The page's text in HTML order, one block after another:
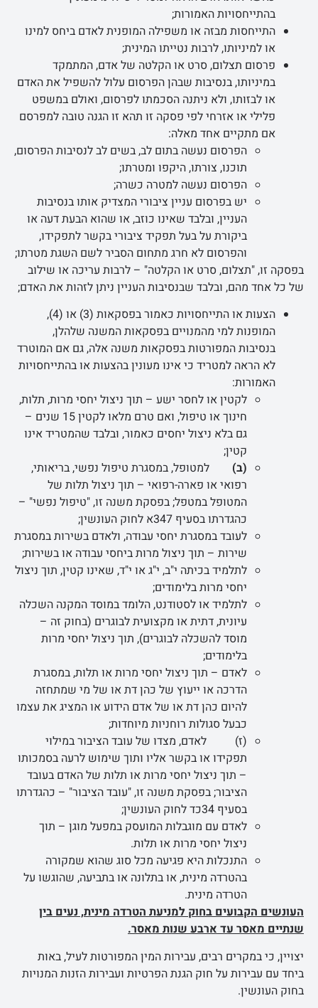
בהתייחסויות האמורות;
התייחסות מבזה או משפילה המופנית לאדם ביחס למינו
או למיניותו, לרבות נטייתו המינית;
פרסום תצלום, סרט או הקלטה של אדם, המתמקד
במיניותו, בנסיבות שבהן הפרסום עלול להשפיל את האדם
או לבזותו, ולא ניתנה הסכמתו לפרסום, ואולם במשפט
פלילי או אזרחי לפי פסקה זו תהא זו הגנה טובה למפרסם
אם מתקיים אחד מאלה:
הפרסום נעשה בתום לב, בשים לב לנסיבות הפרסום,
תוכנו, צורתו, היקפו ומטרתו;
הפרסום נעשה למטרה כשרה;
יש בפרסום עניין ציבורי המצדיק אותו בנסיבות
העניין, ובלבד שאינו כוזב, או שהוא הבעת דעה או
ביקורת על בעל תפקיד ציבורי בקשר לתפקידו,
והפרסום לא חרג מתחום הסביר לשם השגת מטרתו;
בפסקה זו, "תצלום, סרט או הקלטה" – לרבות עריכה או שילוב
של כל אחד מהם, ובלבד שבנסיבות העניין ניתן לזהות את האדם;
הצעות או התייחסויות כאמור בפסקאות (3) או (4),
המופנות למי מהמנויים בפסקאות המשנה שלהלן,
בנסיבות המפורטות בפסקאות משנה אלה, גם אם המוטרד
לא הראה למטריד כי אינו מעונין בהצעות או בהתייחסויות
האמורות:
לקטין או לחסר ישע – תוך ניצול יחסי מרות, תלות,
חינוך או טיפול, ואם טרם מלאו לקטין 15 שנים –
גם בלא ניצול יחסים כאמור, ובלבד שהמטריד אינו
קטין;
(ב)
למטופל, במסגרת טיפול נפשי, בריאותי,
רפואי או פארה-רפואי – תוך ניצול תלות של
המטופל במטפל; בפסקת משנה זו, "טיפול נפשי" –
כהגדרתו בסעיף 347א לחוק העונשין;
לעובד במסגרת יחסי עבודה, ולאדם בשירות במסגרת
שירות – תוך ניצול מרות ביחסי עבודה או בשירות;
לתלמיד בכיתה י"ב, י"ג או י"ד, שאינו קטין, תוך ניצול
יחסי מרות בלימודים;
לתלמיד או לסטודנט, הלומד במוסד המקנה השכלה
עיונית, דתית או מקצועית לבוגרים (בחוק זה –
מוסד להשכלה לבוגרים), תוך ניצול יחסי מרות
בלימודים;
לאדם – תוך ניצול יחסי מרות או תלות, במסגרת
הדרכה או ייעוץ של כהן דת או של מי שמתחזה
להיום כהן דת או של אדם הידוע או המציג את עצמו
כבעל סגולות רוחניות מיוחדות;
(ז) לאדם, מצדו של עובד הציבור במילוי
תפקידו או בקשר אליו ותוך שימוש לרעה בסמכותו
– תוך ניצול יחסי מרות או תלות של האדם בעובד
הציבור; בפסקת משנה זו, "עובד הציבור" – כהגדרתו
בסעיף 34כד לחוק העונשין;
לאדם עם מוגבלות המועסק במפעל מוגן – תוך
ניצול יחסי מרות או תלות.
התנכלות היא פגיעה מכל סוג שהוא שמקורה
בהטרדה מינית, או בתלונה או בתביעה, שהוגשו על
הטרדה מינית.
העונשים הקבועים בחוק למניעת הטרדה מינית, נעים בין
שנתיים מאסר עד ארבע שנות מאסר.
יצויין, כי במקרים רבים, עבירות המין המפורטות לעיל, באות
ביחד עם עבירות על חוק הגנת הפרטיות ועבירות הזנות המנויות
בחוק העונשין.